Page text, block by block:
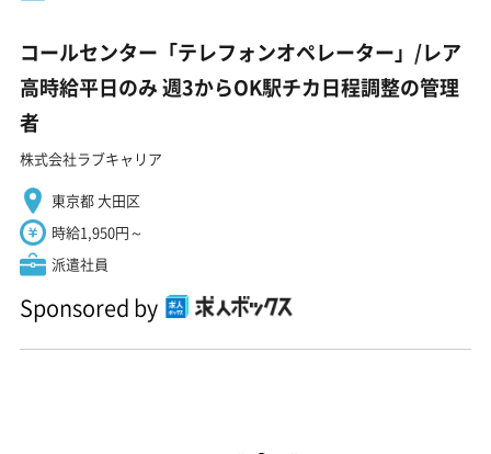
コールセンター「テレフォンオペレーター」/レア
高時給平日のみ 週3からOK駅チカ日程調整の管理
者
株式会社ラブキャリア
東京都 大田区
時給1,950円～
派遣社員
Sponsored by